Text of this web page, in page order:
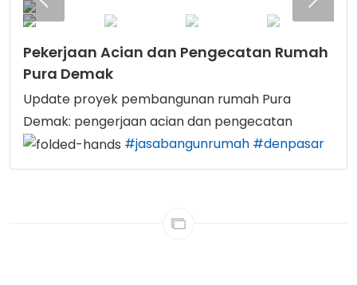
Pekerjaan Acian dan Pengecatan Rumah
Pura Demak
Update proyek pembangunan rumah Pura
Demak: pengerjaan acian dan pengecatan
#jasabangunrumah #denpasar